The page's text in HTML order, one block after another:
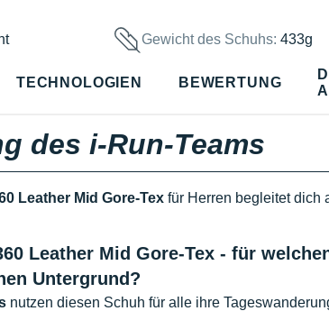
Gewicht des Schuhs:433g
TECHNOLOGIEN BEWERTUNG
des i-Run-Teams
Leather Mid Gore-Tex für Herren begleitet dich
Leather Mid Gore-Tex - für
Untergrund?
nutzen diesen Schuh für alle ihre